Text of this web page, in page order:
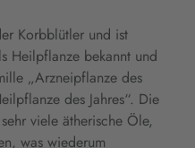
Korbblütler und ist
Heilpflanze bekannt und
„Arzneipflanze des
des Jahres“. Die
viele ätherische Öle,
was wiederum